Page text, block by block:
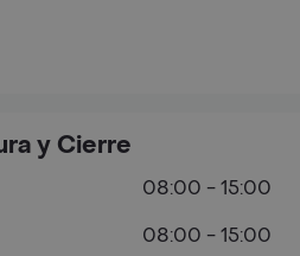
y Cierre
08:00 - 15:00
08:00 - 15:00